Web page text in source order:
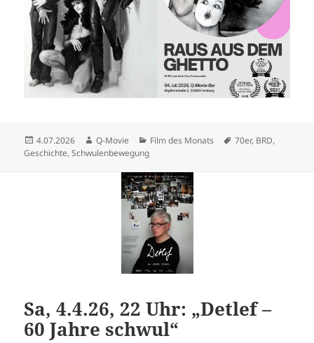
Veröffentlicht
am
4.07.2026 Autor
Q-Movie Kategorien
Film des Monats Schlagwörter
70er, BRD,
Geschichte,Schwulenbewegung
Sa, 4.4.26, 22 Uhr: „Detlef –
60 Jahre schwul“